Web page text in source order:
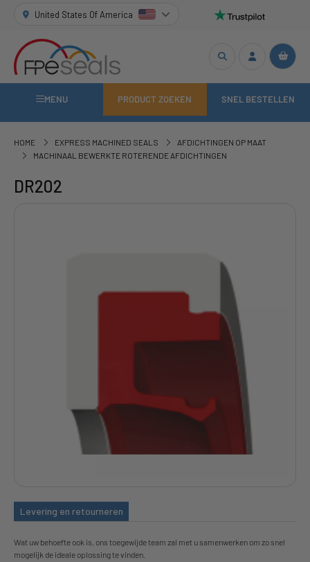
United States Of America
MENU PRODUCT ZOEKEN SNEL BESTELLEN
HOME EXPRESS MACHINED SEALS
AFDICHTINGEN OP MAAT
MACHINAAL BEWERKTE ROTERENDE AFDICHTINGEN
DR202
Levering en retourneren
Wat uw behoefte ook is, ons toegewijde team zal met u samenwerken om zo snel
mogelijk de ideale oplossing te vinden.